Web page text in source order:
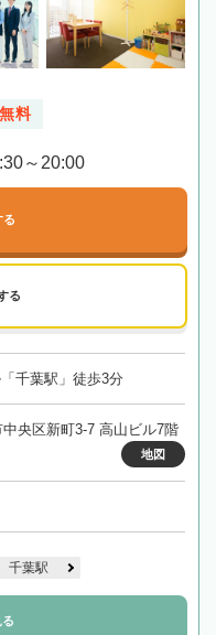
料
～20:00
る
る
千葉駅」徒歩3分
央区新町3-7 高山ビル7階
地図
千葉駅